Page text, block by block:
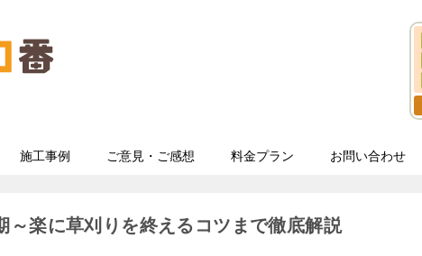
施工事例 ご意見・ご感想 料金プラン お問い合わせ
～楽に草刈りを終えるコツまで徹底解説